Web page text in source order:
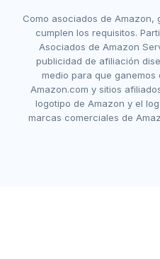
Como asociados de Amazon,
cumplen los requisitos.
Asociados de Amazon
publicidad de afiliación
medio para que
Amazon.com y sitios
logotipo de Amazon y el
marcas comerciales de